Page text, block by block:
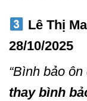
Lê Thị
28/10/2025
“Bình bảo
thay bình